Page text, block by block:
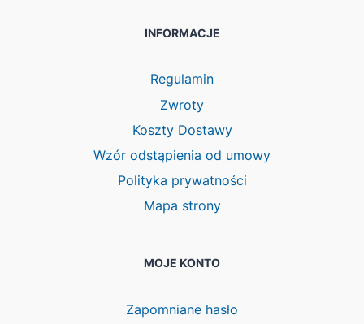
INFORMACJE
Regulamin
Zwroty
Koszty Dostawy
Wzór odstąpienia od umowy
Polityka prywatności
Mapa strony
MOJE KONTO
Zapomniane hasło